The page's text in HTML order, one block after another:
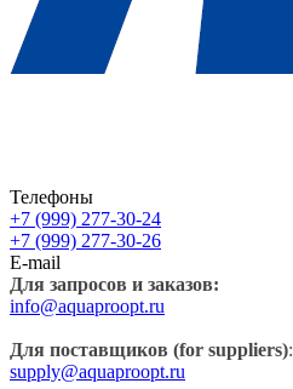
Телефоны
+7 (999) 277-30-24
+7 (999) 277-30-26
E-mail
Для запросов и заказов:
info@aquaproopt.ru
Для поставщиков (for suppliers):
supply@aquaproopt.ru